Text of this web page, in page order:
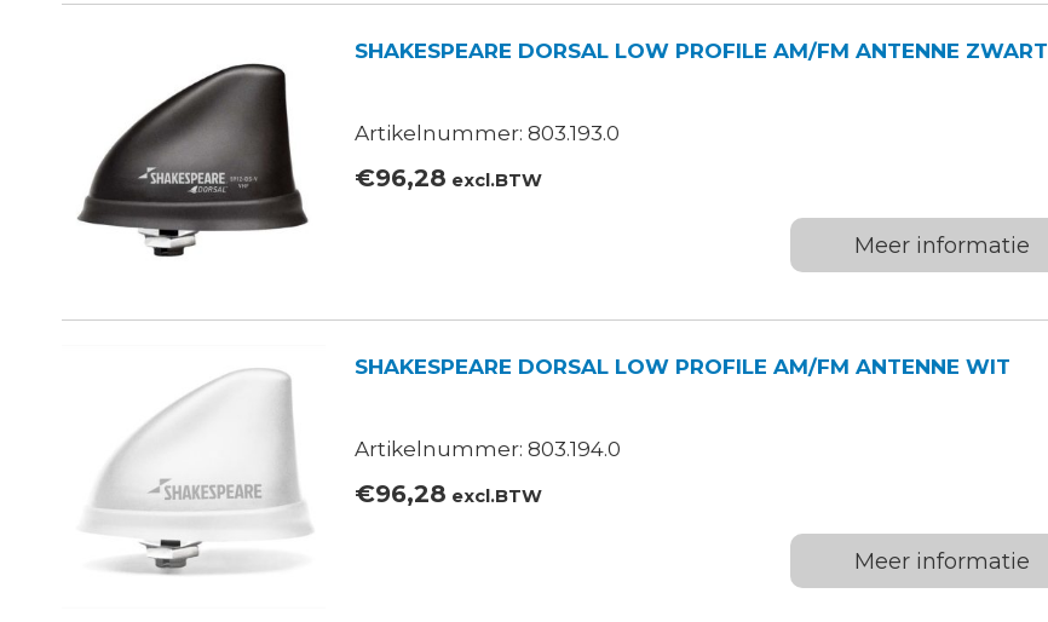
SHAKESPEARE DORSAL LOW PROFILE AM/FM ANTENNE ZWART
Artikelnummer: 803.193.0
€96,28 excl.BTW
Meer informatie
SHAKESPEARE DORSAL LOW PROFILE AM/FM ANTENNE WIT
Artikelnummer: 803.194.0
€96,28 excl.BTW
Meer informatie